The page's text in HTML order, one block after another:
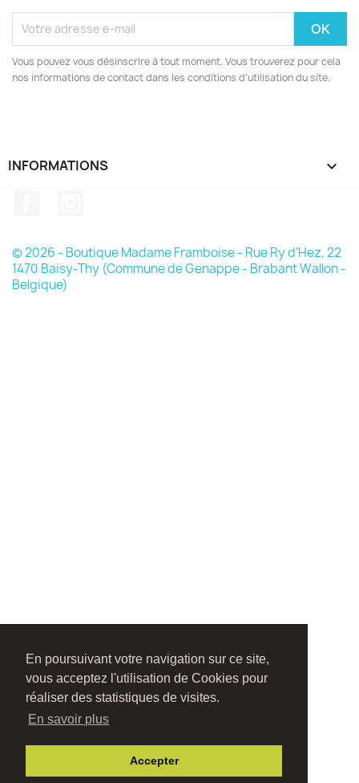
En poursuivant votre navigation sur ce site,
vous acceptez l'utilisation de Cookies pour
réaliser des statistiques de visites.
En savoir plus
Accepter
Vous pouvez vous désinscrire à tout moment. Vous trouverez pour cela
nos informations de contact dans les conditions d'utilisation du site.
INFORMATIONS 
© 2026 - Boutique Madame Framboise - Rue Ry d'Hez, 22
1470 Baisy-Thy (Commune de Genappe - Brabant Wallon -
Belgique)